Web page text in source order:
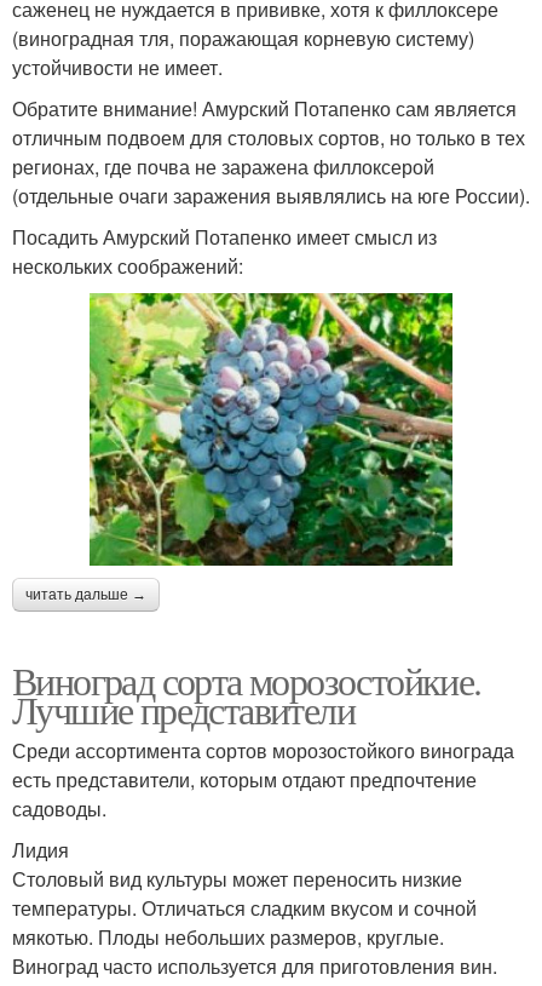
саженец не нуждается в прививке, хотя к филлоксере
(виноградная тля, поражающая корневую систему)
устойчивости не имеет.
Обратите внимание! Амурский Потапенко сам является
отличным подвоем для столовых сортов, но только в тех
регионах, где почва не заражена филлоксерой
(отдельные очаги заражения выявлялись на юге России).
Посадить Амурский Потапенко имеет смысл из
нескольких соображений:
читать дальше →
Виноград сорта морозостойкие.
Лучшие представители
Среди ассортимента сортов морозостойкого винограда
есть представители, которым отдают предпочтение
садоводы.
Лидия
Столовый вид культуры может переносить низкие
температуры. Отличаться сладким вкусом и сочной
мякотью. Плоды небольших размеров, круглые.
Виноград часто используется для приготовления вин.